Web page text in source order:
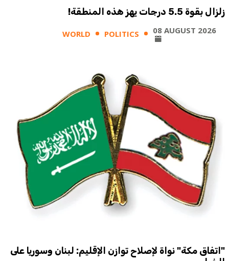
زلزال بقوة 5.5 درجات يهز هذه المنطقة!
WORLD POLITICS 08 AUGUST 2026
"اتفاق مكة" نواة لإصلاح توازن الإقليم: لبنان وسوريا على